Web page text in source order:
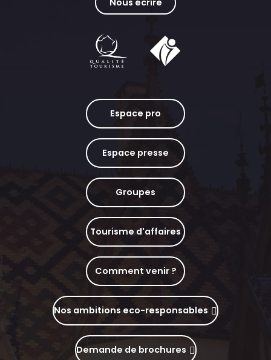
Nous écrire
Espace pro
Espace presse
Groupes
Tourisme d'affaires
Comment venir ?
Nos ambitions eco-responsables
Demande de brochures